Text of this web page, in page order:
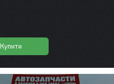
Купити